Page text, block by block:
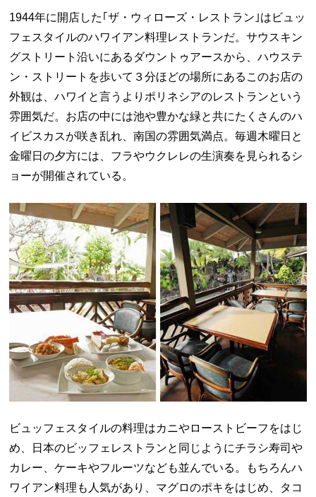
1944年に開店した｢ザ・ウィローズ・レストラン｣はビュッ
フェスタイルのハワイアン料理レストランだ。サウスキン
グストリート沿いにあるダウントゥアースから、ハウステ
ン・ストリートを歩いて３分ほどの場所にあるこのお店の
外観は、ハワイと言うよりポリネシアのレストランという
雰囲気だ。お店の中には池や豊かな緑と共にたくさんのハ
イビスカスが咲き乱れ、南国の雰囲気満点。毎週木曜日と
金曜日の夕方には、フラやウクレレの生演奏を見られるシ
ョーが開催されている。
ビュッフェスタイルの料理はカニやローストビーフをはじ
め、日本のビッフェレストランと同じようにチラシ寿司や
カレー、ケーキやフルーツなども並んでいる。もちろんハ
ワイアン料理も人気があり、マグロのポキをはじめ、タコ